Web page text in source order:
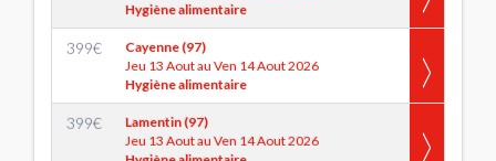
Hygiène alimentaire
399€
Cayenne (97)
Jeu 13 Aout au Ven 14 Aout 2026
Hygiène alimentaire
399€
Lamentin (97)
Jeu 13 Aout au Ven 14 Aout 2026